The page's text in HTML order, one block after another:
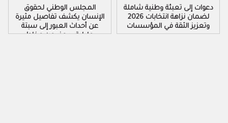
المجلس الوطني لحقوق
الإنسان يكشف تفاصيل مثيرة
عن أحداث العبور إلى سبتة
ومليلية ويحذر من مخاطر
دعوات إلى تعبئة وطنية شاملة
لضمان نزاهة انتخابات 2026
وتعزيز الثقة في المؤسسات